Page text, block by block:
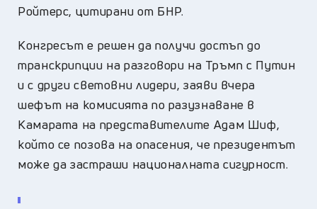
Ройтерс, цитирани от БНР.
Конгресът е решен да получи достъп до
транскрипции на разговори на Тръмп с Путин
и с други световни лидери, заяви вчера
шефът на комисията по разузнаване в
Камарата на представителите Адам Шиф,
който се позова на опасения, че президентът
може да застраши националната сигурност.